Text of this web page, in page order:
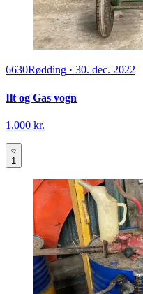
6630Rødding · 30. dec. 2022
Ilt og Gas vogn
1.000 kr.
1